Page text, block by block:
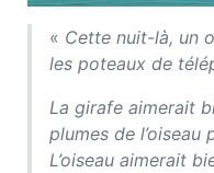
« Cette nuit-là, un
les poteaux de
La girafe aimerait
plumes de l’oiseau
L’oiseau aimerait